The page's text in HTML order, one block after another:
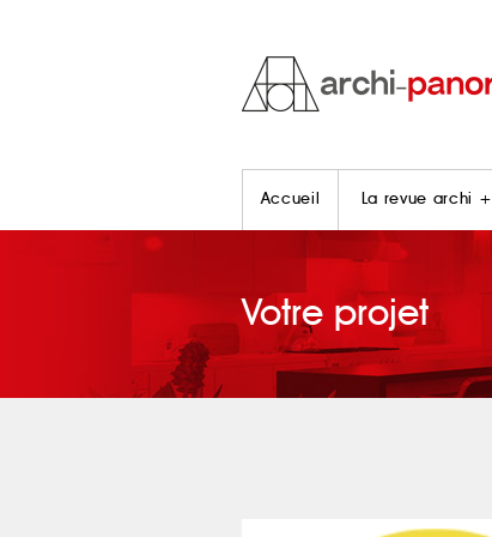
Accueil La revue archi +
Votre projet